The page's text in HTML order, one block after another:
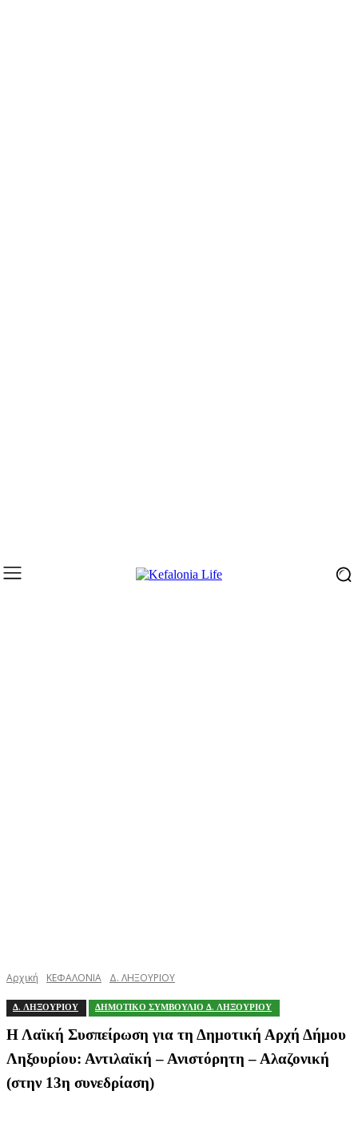
Αρχική ΚΕΦΑΛΟΝΙΑ Δ. ΛΗΞΟΥΡΙΟΥ
Δ. ΛΗΞΟΥΡΙΟΥ ΔΗΜΟΤΙΚΟ ΣΥΜΒΟΥΛΙΟ Δ. ΛΗΞΟΥΡΙΟΥ
Η Λαϊκή Συσπείρωση για τη Δημοτική Αρχή Δήμου
Ληξουρίου: Αντιλαϊκή – Ανιστόρητη – Αλαζονική
(στην 13η συνεδρίαση)